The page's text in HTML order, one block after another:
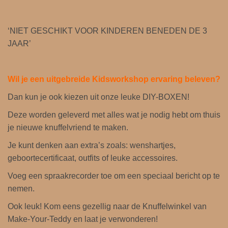
b
o
r
t
t
e
a
a
‘NIET GESCHIKT VOOR KINDEREN BENEDEN DE 3
JAAR’
Wil je een uitgebreide Kidsworkshop ervaring beleven?
Dan kun je ook kiezen uit onze leuke DIY-BOXEN!
Deze worden geleverd met alles wat je nodig hebt om thuis
je nieuwe knuffelvriend te maken.
Je kunt denken aan extra’s zoals: wenshartjes,
geboortecertificaat, outfits of leuke accessoires.
Voeg een spraakrecorder toe om een ​​speciaal bericht op te
nemen.
Ook leuk! Kom eens gezellig naar de Knuffelwinkel van
Make-Your-Teddy en laat je verwonderen!